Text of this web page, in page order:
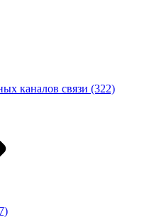
каналов связи (322)